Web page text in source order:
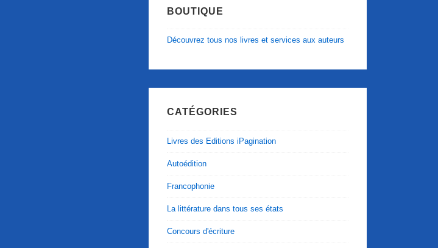
BOUTIQUE
Découvrez tous nos livres et services aux auteurs
CATÉGORIES
Livres des Editions iPagination
Autoédition
Francophonie
La littérature dans tous ses états
Concours d'écriture